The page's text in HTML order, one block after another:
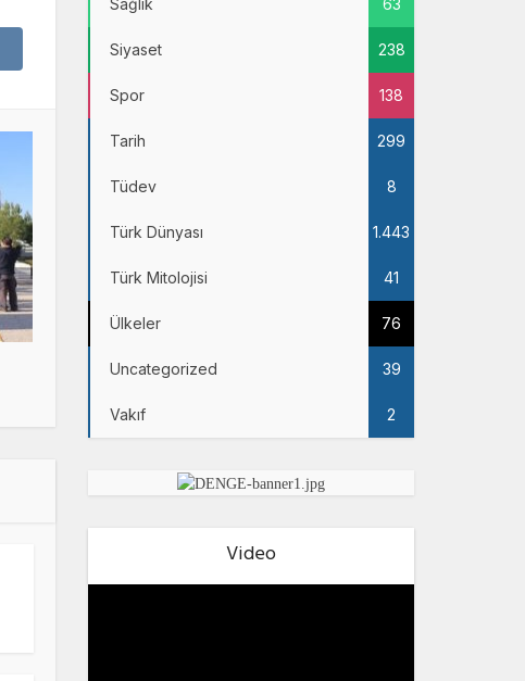
Sağlık 63
Siyaset 238
Spor 138
Tarih 299
Tüdev 8
Türk Dünyası 1.443
Türk Mitolojisi 41
Ülkeler 76
Uncategorized 39
Vakıf 2
Video